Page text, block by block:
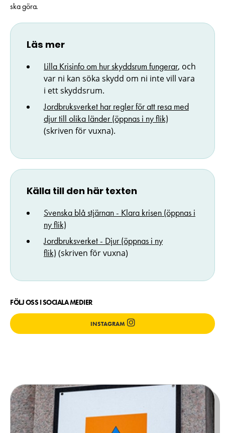
ska göra.
Läs mer
Lilla Krisinfo om hur skyddsrum fungerar, och
var ni kan söka skydd om ni inte vill vara
i ett skyddsrum.
Jordbruksverket har regler för att resa med
djur till olika länder (öppnas i ny flik)
(skriven för vuxna).
Källa till den här texten
Svenska blå stjärnan - Klara krisen (öppnas i
ny flik)
Jordbruksverket - Djur (öppnas i ny
flik) (skriven för vuxna)
FÖLJ OSS I SOCIALA MEDIER
INSTAGRAM